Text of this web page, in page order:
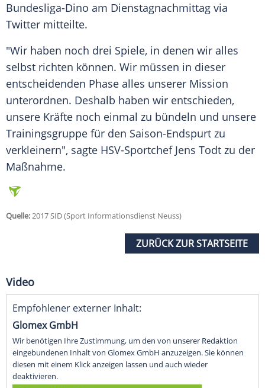
Bundesliga-Dino am Dienstagnachmittag via
Twitter mitteilte.
"Wir haben noch drei Spiele, in denen wir alles
selbst richten können. Wir müssen in dieser
entscheidenden Phase alles unserer Mission
unterordnen. Deshalb haben wir entschieden,
unsere Kräfte noch einmal zu bündeln und unsere
Trainingsgruppe für den Saison-Endspurt zu
verkleinern", sagte HSV-Sportchef Jens Todt zu der
Maßnahme.
Quelle:2017 SID (Sport Informationsdienst Neuss)
ZURÜCK ZUR STARTSEITE
Video
Empfohlener externer Inhalt:
Glomex GmbH
Wir benötigen Ihre Zustimmung, um den von unserer Redaktion
eingebundenen Inhalt von Glomex GmbH anzuzeigen. Sie können
diesen mit einem Klick anzeigen lassen und auch wieder
deaktivieren.